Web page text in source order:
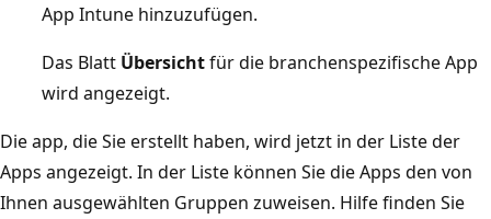
App Intune hinzuzufügen.
Das Blatt Übersichtfür die branchenspezifische App
wird angezeigt.
Die app, die Sie erstellt haben, wird jetzt in der Liste der
Apps angezeigt. In der Liste können Sie die Apps den von
Ihnen ausgewählten Gruppen zuweisen. Hilfe finden Sie